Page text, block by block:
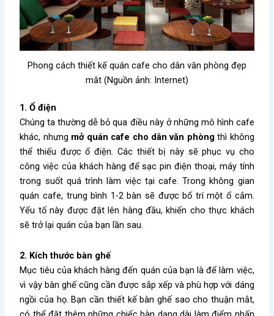
Phong cách thiết kế quán cafe cho dân văn phòng đẹp
mắt (Nguồn ảnh: Internet)
1. Ổ điện
Chúng ta thường dễ bỏ qua điều này ở những mô hình cafe
khác, nhưng mở quán cafe cho dân văn phòng thì không
thể thiếu được ổ điện. Các thiết bị này sẽ phục vụ cho
công việc của khách hàng để sạc pin điện thoại, máy tính
trong suốt quá trình làm việc tại cafe. Trong không gian
quán cafe, trung bình 1-2 bàn sẽ được bố trí một ổ cắm.
Yếu tố này được đặt lên hàng đầu, khiến cho thực khách
sẽ trở lại quán của bạn lần sau.
2. Kích thước bàn ghế
Mục tiêu của khách hàng đến quán của bạn là để làm việc,
vì vậy bàn ghế cũng cần được sắp xếp và phù hợp với dáng
ngồi của họ. Bạn cần thiết kế bàn ghế sao cho thuận mắt,